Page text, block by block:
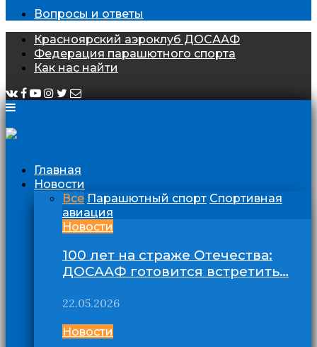
Вопросы и ответы
Красноярский аэроклуб ДОСААФ
Федерация парашютного спорта
Как нас найти
Главная
Новости
Все Парашютный спорт Спортивная
авиация
Новости
100 лет на страже Отечества:
ДОСААФ готовится встретить…
22.05.2026
Новости